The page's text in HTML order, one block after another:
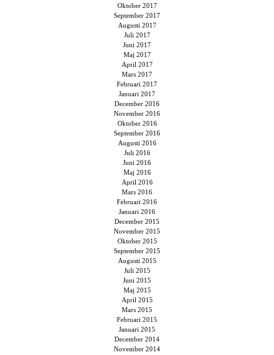
Oktober 2017
September 2017
Augusti 2017
Juli 2017
Juni 2017
Maj 2017
April 2017
Mars 2017
Februari 2017
Januari 2017
December 2016
November 2016
Oktober 2016
September 2016
Augusti 2016
Juli 2016
Juni 2016
Maj 2016
April 2016
Mars 2016
Februari 2016
Januari 2016
December 2015
November 2015
Oktober 2015
September 2015
Augusti 2015
Juli 2015
Juni 2015
Maj 2015
April 2015
Mars 2015
Februari 2015
Januari 2015
December 2014
November 2014